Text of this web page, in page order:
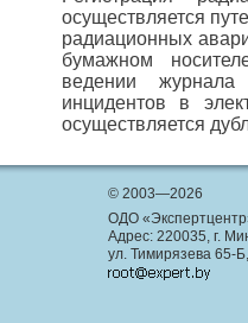
осуществляется
радиационных
бумажном
ведении
инцидентов в
осуществляется
© 2003—2026
ОДО
Адрес: 220035, г.
ул. Тимирязева 65-